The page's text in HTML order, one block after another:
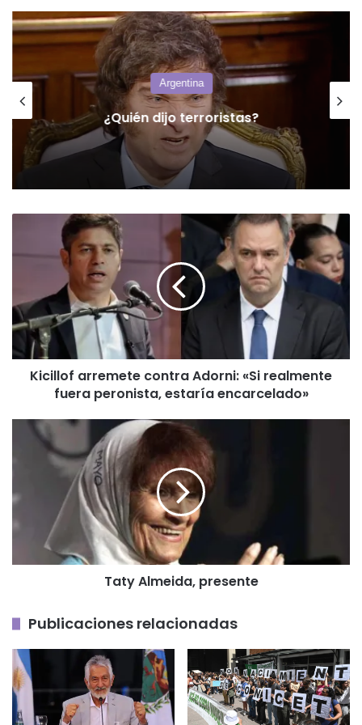
Argentina
¿Quién dijo terroristas?
contra
realmente
fuera
peronista,
estaría
encarcelado»
Kicillof arremete contra Adorni: «Si realmente
fuera peronista, estaría encarcelado»
Taty
Almeida,
Taty Almeida, presente
Publicaciones relacionadas